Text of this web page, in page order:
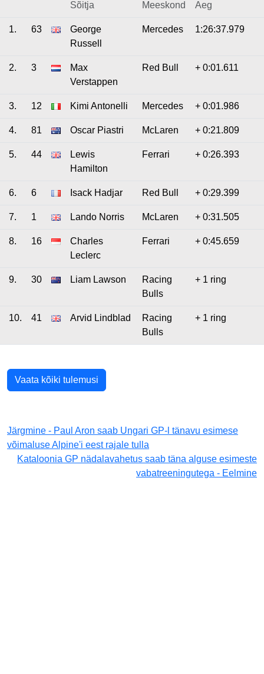
Sõitja Meeskond Aeg
1. 63
George
Russell
Mercedes 1:26:37.979
2. 3
Max
Verstappen
Red Bull + 0:01.611
3. 12 Kimi Antonelli Mercedes + 0:01.986
4. 81 Oscar Piastri McLaren + 0:21.809
5. 44
Lewis
Hamilton
Ferrari + 0:26.393
6. 6 Isack Hadjar Red Bull + 0:29.399
7. 1 Lando Norris McLaren + 0:31.505
8. 16
Charles
Leclerc
Ferrari + 0:45.659
9. 30 Liam Lawson
Racing
Bulls
+ 1 ring
10. 41 Arvid Lindblad
Racing
Bulls
+ 1 ring
Vaata kõiki tulemusi
Järgmine - Paul Aron saab Ungari GP-l tänavu esimese
võimaluse Alpine'i eest rajale tulla
Kataloonia GP nädalavahetus saab täna alguse esimeste
vabatreeningutega - Eelmine